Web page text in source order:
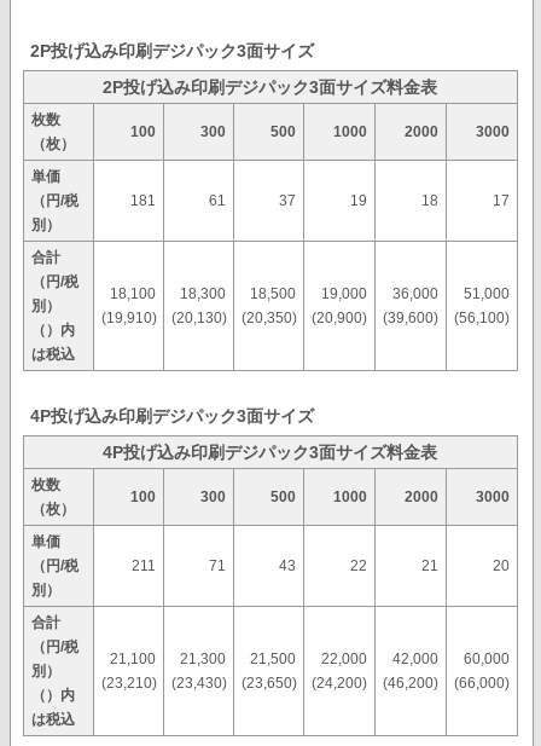
2P投げ込み印刷デジパック3面サイズ
2P投げ込み印刷デジパック3面サイズ料金表
枚数
（枚）
100 300 500 1000 2000 3000
単価
（円/税
別）
181 61 37 19 18 17
合計
（円/税
別）
（）内
は税込
18,100
(19,910)
18,300
(20,130)
18,500
(20,350)
19,000
(20,900)
36,000
(39,600)
51,000
(56,100)
4P投げ込み印刷デジパック3面サイズ
4P投げ込み印刷デジパック3面サイズ料金表
枚数
（枚）
100 300 500 1000 2000 3000
単価
（円/税
別）
211 71 43 22 21 20
合計
（円/税
別）
（）内
は税込
21,100
(23,210)
21,300
(23,430)
21,500
(23,650)
22,000
(24,200)
42,000
(46,200)
60,000
(66,000)